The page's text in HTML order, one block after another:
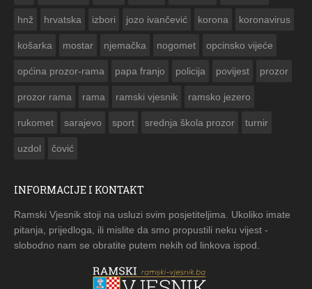
hnž hrvatska izbori jozo ivančević korona koronavirus
košarka mostar njemačka nogomet opcinsko vijeće
općina prozor-rama papa franjo policija povijest prozor
prozor rama rama ramski vjesnik ramsko jezero
rukomet sarajevo sport srednja škola prozor turnir
uzdol čović
INFORMACIJE I KONTAKT
Ramski Vjesnik stoji na usluzi svim posjetiteljima. Ukoliko imate
pitanja, prijedloga, ili mislite da smo propustili neku vijest -
slobodno nam se obratite putem nekih od linkova ispod.